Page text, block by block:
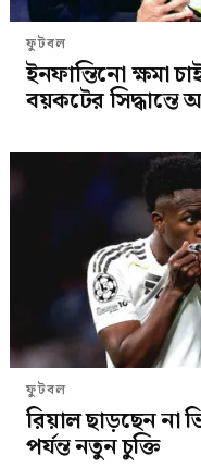
ফুটবল
ইনফান্তিনো ক্ষমা
বয়কটের সিদ্ধান্তে
ফুটবল
রিয়াল ছাড়ছেন না
পর্যন্ত নতুন চুক্তি